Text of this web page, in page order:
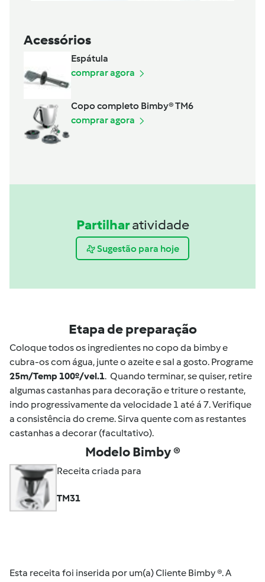
Acessórios
Espátula
comprar agora
Copo completo Bimby® TM6
comprar agora
Partilharatividade
Sugestão para hoje
Etapa de preparação
Coloque todos os ingredientes no copo da bimby e
cubra-os com água, junte o azeite e sal a gosto. Programe
25m/Temp 100º/vel.1. Quando terminar, se quiser, retire
algumas castanhas para decoração e triture o restante,
indo progressivamente da velocidade 1 até á 7. Verifique
a consistência do creme. Sirva quente com as restantes
castanhas a decorar (facultativo).
Modelo Bimby ®
Receita criada para
TM31
Esta receita foi inserida por um(a) Cliente Bimby ®. A